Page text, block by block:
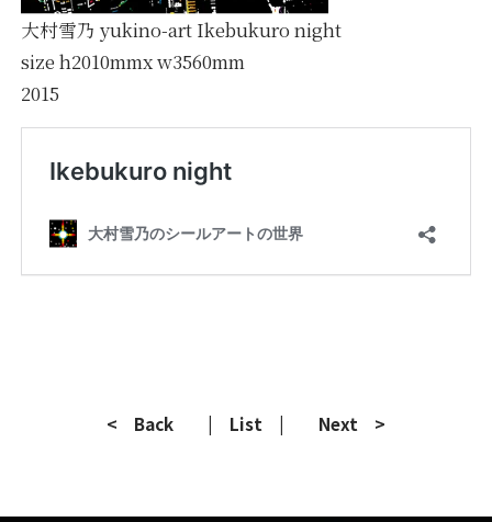
大村雪乃 yukino-art Ikebukuro night
size h2010mmx w3560mm
2015
< Back | List | Next >